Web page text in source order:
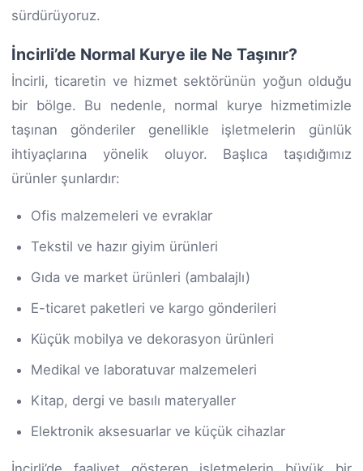
sürdürüyoruz.
İncirli’de Normal Kurye ile Ne Taşınır?
İncirli, ticaretin ve hizmet sektörünün yoğun olduğu
bir bölge. Bu nedenle, normal kurye hizmetimizle
taşınan gönderiler genellikle işletmelerin günlük
ihtiyaçlarına yönelik oluyor. Başlıca taşıdığımız
ürünler şunlardır:
Ofis malzemeleri ve evraklar
Tekstil ve hazır giyim ürünleri
Gıda ve market ürünleri (ambalajlı)
E-ticaret paketleri ve kargo gönderileri
Küçük mobilya ve dekorasyon ürünleri
Medikal ve laboratuvar malzemeleri
Kitap, dergi ve basılı materyaller
Elektronik aksesuarlar ve küçük cihazlar